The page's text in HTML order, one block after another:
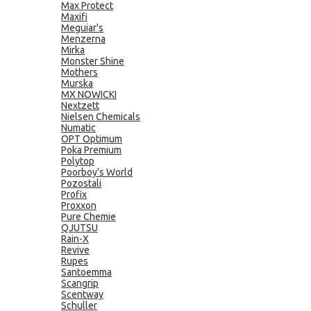
Max Protect
Maxifi
Meguiar's
Menzerna
Mirka
Monster Shine
Mothers
Murska
MX NOWICKI
Nextzett
Nielsen Chemicals
Numatic
OPT Optimum
Poka Premium
Polytop
Poorboy's World
Pozostali
Profix
Proxxon
Pure Chemie
QJUTSU
Rain-X
Revive
Rupes
Santoemma
Scangrip
Scentway
Schuller